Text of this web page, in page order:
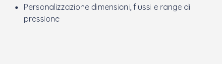
Personalizzazione dimensioni, flussi e range di
pressione